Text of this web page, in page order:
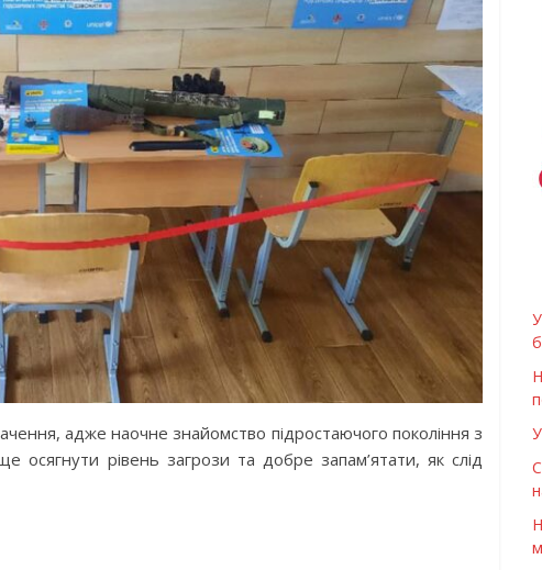
адже наочне знайомство підростаючого покоління з
осягнути рівень загрози та добре запам’ятати, як слід